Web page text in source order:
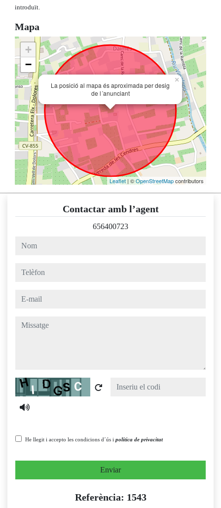
introduït.
Mapa
La posició al mapa és aproximada per desig
de l´anunciant
×
+
−
Leaflet | ©OpenStreetMapcontributors
Contactar amb l’agent
656400723
nom
telèfon
e-mail
missatge
Captcha
He llegit i accepto les condicions d´ús i política de privacitat
Enviar
Referència: 1543